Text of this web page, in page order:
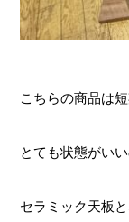
こちらの商品は
とても状態がい
セラミック天板